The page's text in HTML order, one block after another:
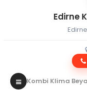
Edirne
Kombi Klima